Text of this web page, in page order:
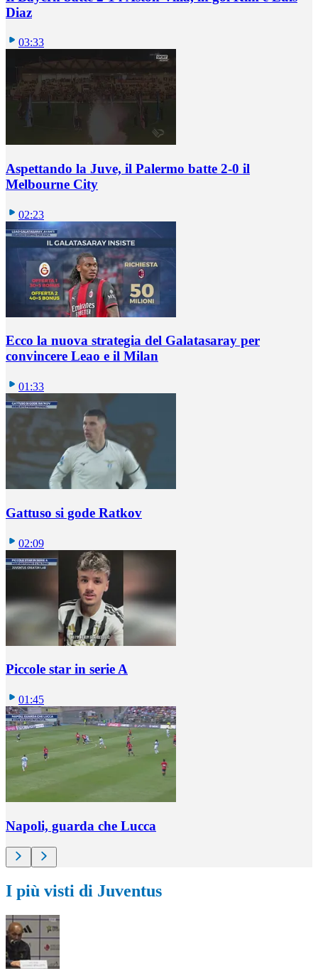
Diaz
03:33
Aspettando la Juve, il Palermo batte 2-0 il
Melbourne City
02:23
Ecco la nuova strategia del Galatasaray per
convincere Leao e il Milan
01:33
Gattuso si gode Ratkov
02:09
Piccole star in serie A
01:45
Napoli, guarda che Lucca
I più visti di Juventus